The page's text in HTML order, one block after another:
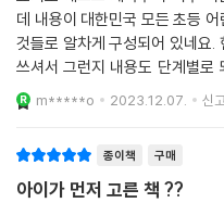
데 내용이 대한민국 모든 초등
것들로 알차게 구성되어 있네요.
쓰셔서 그런지 내용도 단계별로
년부터 고학년까지 해나가기 너
한 아이라 항상 모든점에서 걱정
m*****o 2023.12.07. 신
종이책 구매
아이가 먼저 고른 책 ??